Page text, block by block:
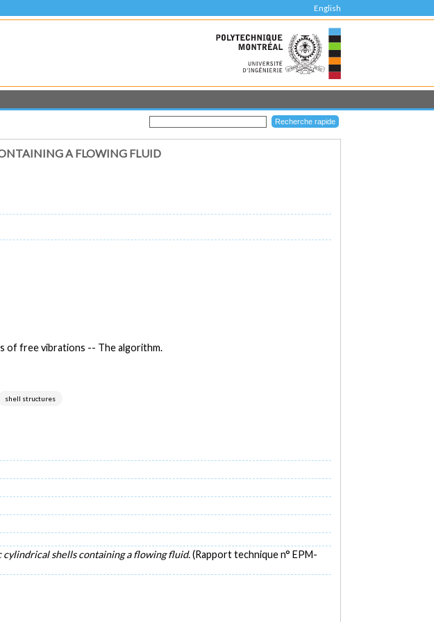
English
A FLOWING FLUID
of free vibrations -- The algorithm.
shell structures
shells containing a flowing fluid.(Rapport technique n° EPM-